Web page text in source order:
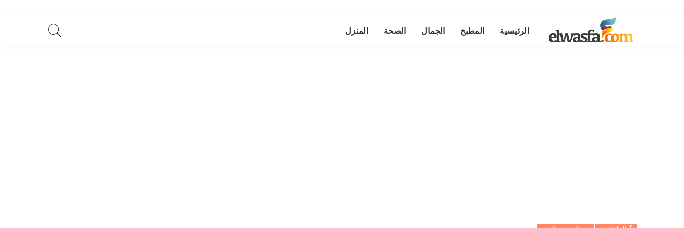
الرئيسية المطبخ الجمال الصحة المنزل